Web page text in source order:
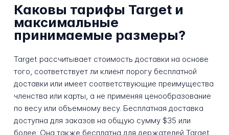
Каковы тарифы Target и
максимальные
принимаемые размеры?
Target рассчитывает стоимость доставки на основе
того, соответствует ли клиент порогу бесплатной
доставки или имеет соответствующие преимущества
членства или карты, а не применяя ценообразование
по весу или объемному весу. Бесплатная доставка
доступна для заказов на общую сумму $35 или
более. Она также бесплатна для держателей Target